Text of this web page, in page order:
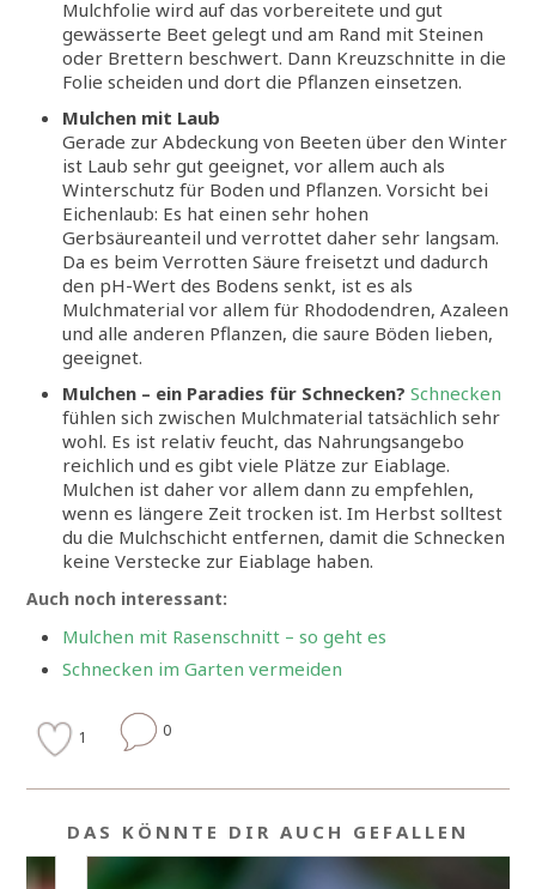
Mulchfolie wird auf das vorbereitete und gut
gewässerte Beet gelegt und am Rand mit Steinen
oder Brettern beschwert. Dann Kreuzschnitte in die
Folie scheiden und dort die Pflanzen einsetzen.
Mulchen mit Laub
Gerade zur Abdeckung von Beeten über den Winter
ist Laub sehr gut geeignet, vor allem auch als
Winterschutz für Boden und Pflanzen. Vorsicht bei
Eichenlaub: Es hat einen sehr hohen
Gerbsäureanteil und verrottet daher sehr langsam.
Da es beim Verrotten Säure freisetzt und dadurch
den pH-Wert des Bodens senkt, ist es als
Mulchmaterial vor allem für Rhododendren, Azaleen
und alle anderen Pflanzen, die saure Böden lieben,
geeignet.
Mulchen – ein Paradies für Schnecken?Schnecken
fühlen sich zwischen Mulchmaterial tatsächlich sehr
wohl. Es ist relativ feucht, das Nahrungsangebo
reichlich und es gibt viele Plätze zur Eiablage.
Mulchen ist daher vor allem dann zu empfehlen,
wenn es längere Zeit trocken ist. Im Herbst solltest
du die Mulchschicht entfernen, damit die Schnecken
keine Verstecke zur Eiablage haben.
Auch noch interessant:
Mulchen mit Rasenschnitt – so geht es
Schnecken im Garten vermeiden
1 0
DAS KÖNNTE DIR AUCH GEFALLEN